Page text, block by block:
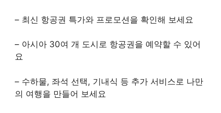
– 최신 항공권 특가와 프로모션을 확인해 보세요
– 아시아 30여 개 도시로 항공권을 예약할 수 있어
요
– 수하물, 좌석 선택, 기내식 등 추가 서비스로 나만
의 여행을 만들어 보세요